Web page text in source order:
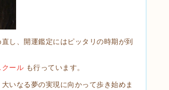
し、開運鑑定にはピッタリの時期が到
クール も行っています。
大いなる夢の実現に向かって歩き始めま